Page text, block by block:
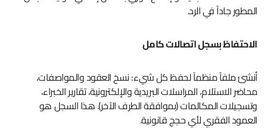
المطور جاداً في الرد.
الاحتفاظ بسجل اتصالات كامل
أنشئ ملفاً منظماً لحفظ كل شيء: نسخ العقود والمواصفات،
محاضر الاستلام، المراسلات البريدية والإلكترونية، تقارير الخبراء،
وتسجيلات المكالمات (بموافقة الطرف الآخر). هذا السجل هو
العمود الفقري لأي حجج قانونية.